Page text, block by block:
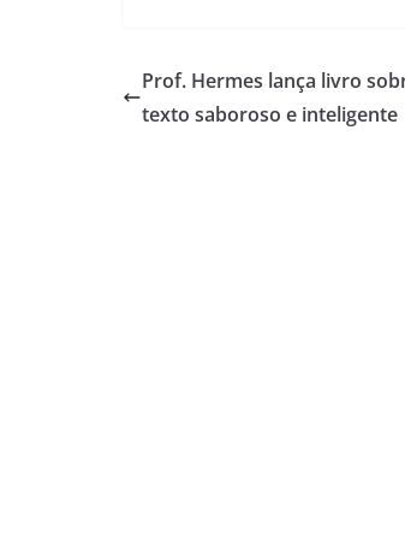
Prof. Hermes lança livro
texto saboroso e inteligente